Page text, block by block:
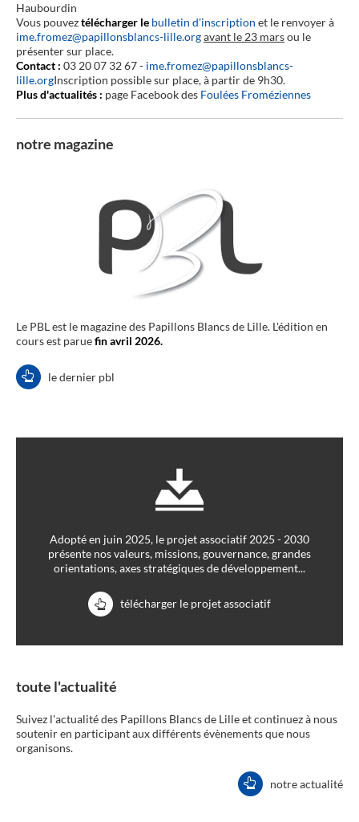
Haubourdin
Vous pouveztélécharger le bulletin d'inscription et le renvoyer à
ime.fromez@papillonsblancs-lille.orgavant le 23 marsou le
présenter sur place.
Contact : 03 20 07 32 67 - ime.fromez@papillonsblancs-
lille.orgInscription possible sur place, à partir de 9h30.
Plus d'actualités : page Facebook des Foulées Froméziennes
notre magazine
Le PBL est le magazine des Papillons Blancs de Lille. L'édition en
cours est paruefin avril 2026.
le dernier pbl
Adopté en juin 2025, le projet associatif 2025 - 2030
présente nos valeurs, missions, gouvernance, grandes
orientations, axes stratégiques de développement...
télécharger le projet associatif
toute l'actualité
Suivez l'actualité des Papillons Blancs de Lille et continuez à nous
soutenir en participant aux différents évènements que nous
organisons.
notre actualité